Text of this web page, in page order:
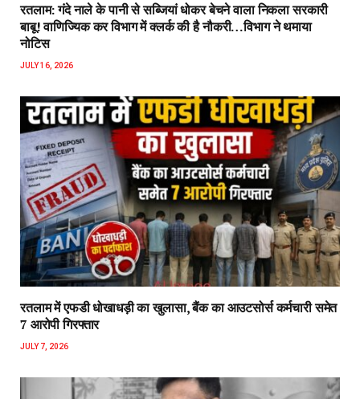
रतलाम: गंदे नाले के पानी से सब्जियां धोकर बेचने वाला निकला सरकारी
बाबू! वाणिज्यिक कर विभाग में क्लर्क की है नौकरी…विभाग ने थमाया
नोटिस
JULY 16, 2026
रतलाम में एफडी धोखाधड़ी का खुलासा, बैंक का आउटसोर्स कर्मचारी समेत
7 आरोपी गिरफ्तार
JULY 7, 2026